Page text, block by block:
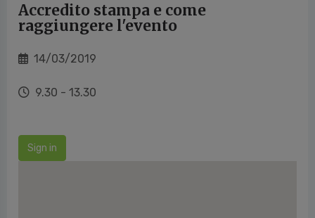
Accredito stampa e come
raggiungere l'evento
14/03/2019
9.30 - 13.30
Sign in